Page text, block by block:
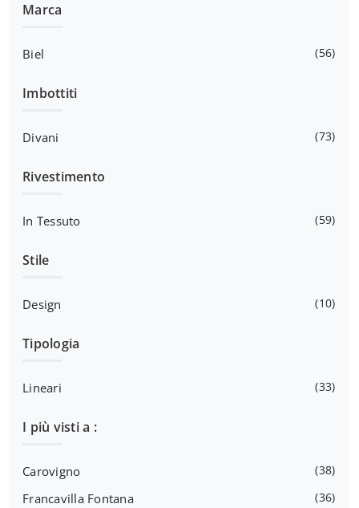
Marca
Biel 56
Imbottiti
Divani 73
Rivestimento
In Tessuto 59
Stile
Design 10
Tipologia
Lineari 33
I più visti a :
Carovigno 38
Francavilla Fontana 36